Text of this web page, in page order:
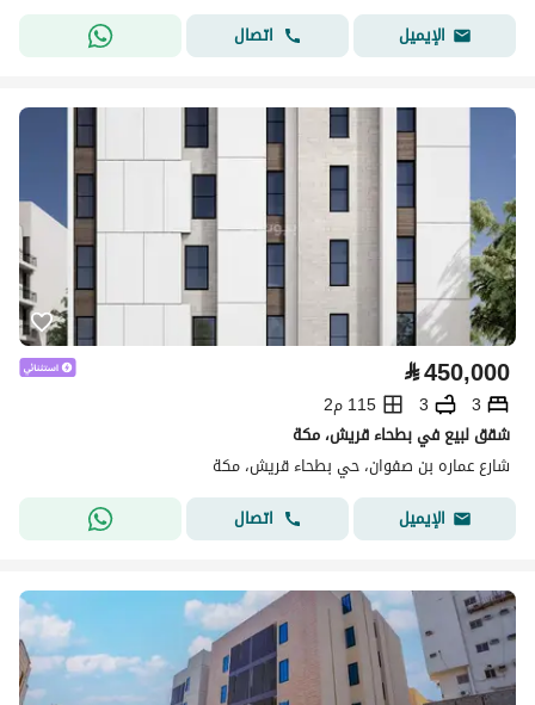
الإيميل
اتصال
⃁450,000
3
3
115 م2
شقق لبيع في بطحاء قريش، مكة
شارع عماره بن صفوان، حي بطحاء قريش، مكة
الإيميل
اتصال